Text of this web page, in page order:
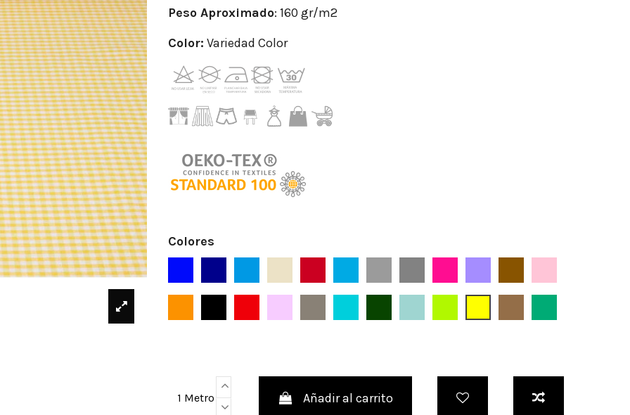
Peso Aproximado: 160 gr/m2
Color: Variedad Color
Colores
1 Metro Añadir al carrito